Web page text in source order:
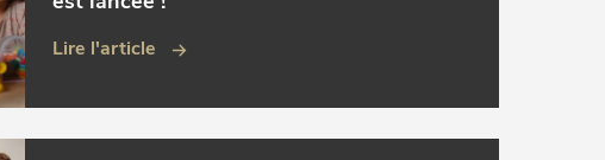
Lire l'article